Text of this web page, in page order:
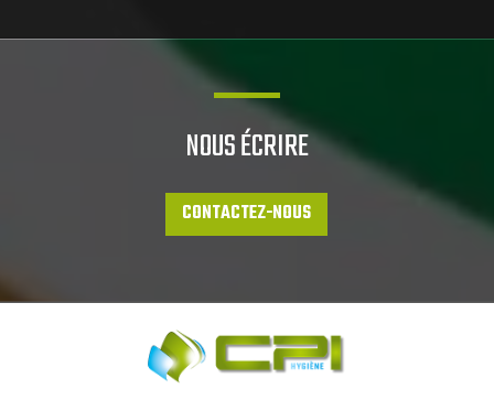
NOUS ÉCRIRE
CONTACTEZ-NOUS